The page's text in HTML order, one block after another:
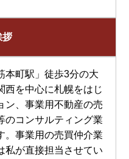
拶
本町駅」徒歩3分の大
西を中心に札幌をはじ
ン、事業用不動産の売
のコンサルティング業
。事業用の売買仲介業
私が直接担当させてい